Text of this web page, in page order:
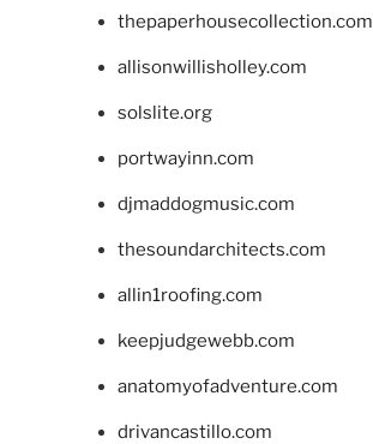
thepaperhousecollection.com
allisonwillisholley.com
solslite.org
portwayinn.com
djmaddogmusic.com
thesoundarchitects.com
allin1roofing.com
keepjudgewebb.com
anatomyofadventure.com
drivancastillo.com